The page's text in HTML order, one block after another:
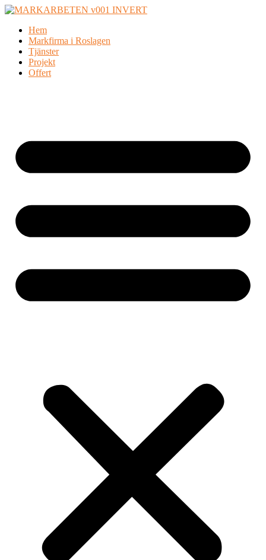
Skip
contentHem
Markfirma i Roslagen
Tjänster
Projekt
Offert